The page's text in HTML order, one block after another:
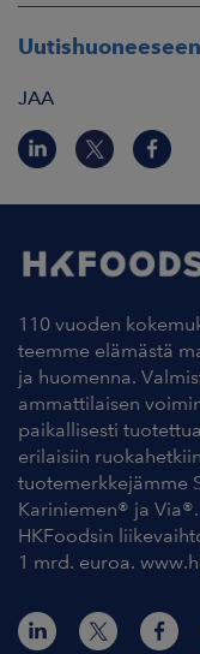
Uutishuoneeseen
JAA
110 vuoden
teemme elämästä
ja huomenna.
ammattilaisen
paikallisesti
erilaisiin
tuotemerkkejämme
Kariniemen® ja
HKFoodsin
1 mrd. euroa.